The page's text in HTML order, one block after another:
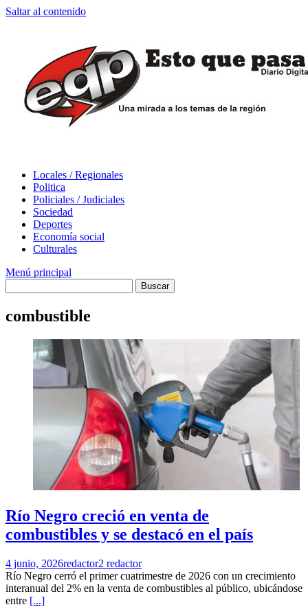
Saltar al contenido
Locales / Regionales
Politica
Policiales / Judiciales
Sociedad
Deportes
Economía social
Culturales
Menú principal
combustible
Río Negro creció en venta de
combustibles y se destacó en el país
4 junio, 2026redactor2 redactor
Río Negro cerró el primer cuatrimestre de 2026 con un crecimiento
interanual del 2% en la venta de combustibles al público, ubicándose
entre [...]